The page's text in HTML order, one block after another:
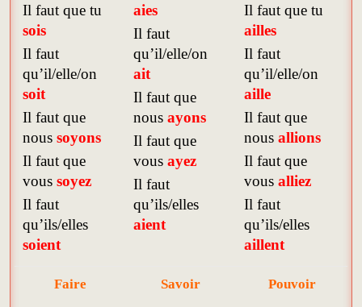
Il faut que tu
sois
Il faut
qu’il/elle/on
soit
Il faut que
nous soyons
Il faut que
vous soyez
Il faut
qu’ils/elles
soient
aies
Il faut
qu’il/elle/on
ait
Il faut que
nous ayons
Il faut que
vous ayez
Il faut
qu’ils/elles
aient
Il faut que tu
ailles
Il faut
qu’il/elle/on
aille
Il faut que
nous allions
Il faut que
vous alliez
Il faut
qu’ils/elles
aillent
Faire Savoir Pouvoir